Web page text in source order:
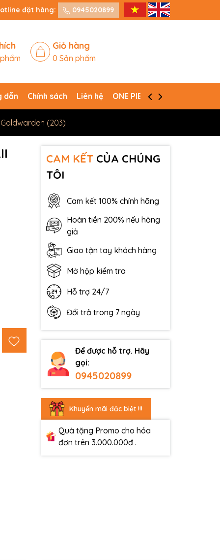
đặt hàng: 0945020899
Giỏ hàng
0 Sản phẩm
dẫn Chính sách Liên hệ ONE PIECE CARD GAME
(203)
CAM KẾTCỦA CHÚNG
TÔI
Cam kết 100% chính hãng
Hoàn tiền 200% nếu hàng
giả
Giao tận tay khách hàng
Mở hộp kiểm tra
Hỗ trợ 24/7
Đổi trả trong 7 ngày
Để được hỗ trợ. Hãy
gọi:
0945020899
Khuyến mãi đặc biệt !!!
Quà tặng Promo cho hóa
đơn trên 3.000.000đ .